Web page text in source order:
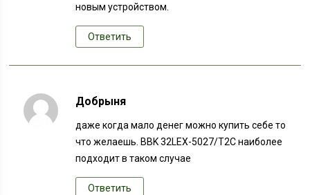
новым устройством.
Ответить
Добрыня
даже когда мало денег можно купить себе то
что желаешь. BBK 32LEX-5027/T2C наиболее
подходит в таком случае
Ответить